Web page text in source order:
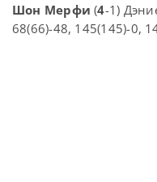
Шон Мерфи (4-1)
68(66)-48, 145(145)-0,